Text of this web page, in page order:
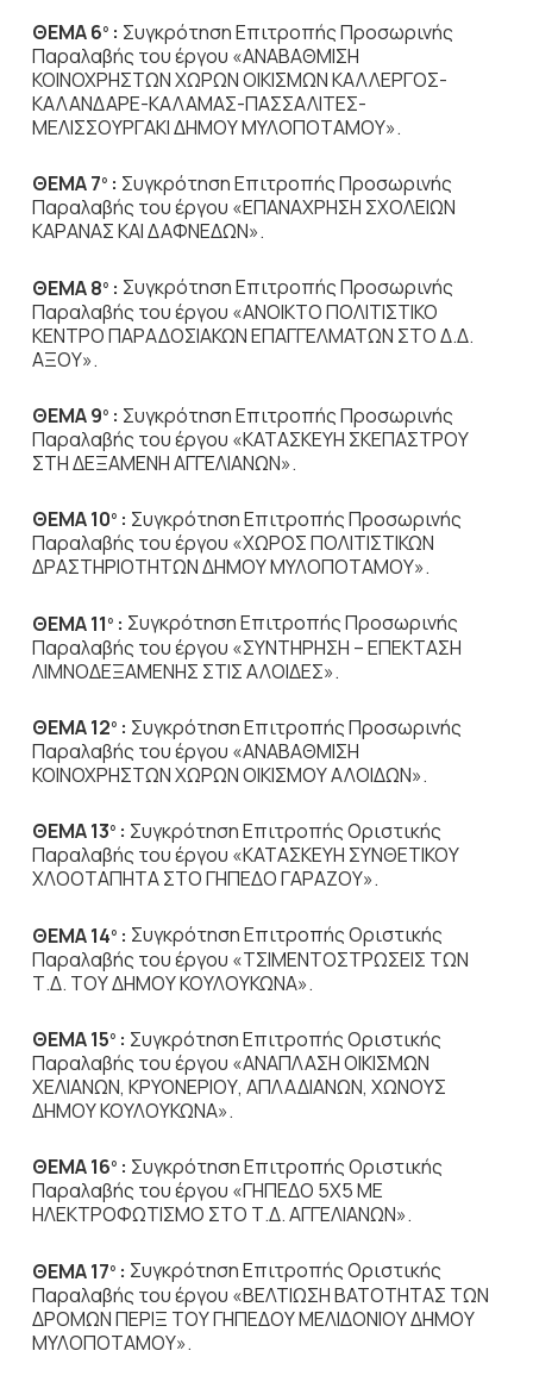
ΘΕΜΑ 6ο: Συγκρότηση Επιτροπής Προσωρινής
Παραλαβής του έργου «ΑΝΑΒΑΘΜΙΣΗ
ΚΟΙΝΟΧΡΗΣΤΩΝ ΧΩΡΩΝ ΟΙΚΙΣΜΩΝ ΚΑΛΛΕΡΓΟΣ-
ΚΑΛΑΝΔΑΡΕ-ΚΑΛΑΜΑΣ-ΠΑΣΣΑΛΙΤΕΣ-
ΜΕΛΙΣΣΟΥΡΓΑΚΙ ΔΗΜΟΥ ΜΥΛΟΠΟΤΑΜΟΥ».
ΘΕΜΑ 7ο: Συγκρότηση Επιτροπής Προσωρινής
Παραλαβής του έργου «ΕΠΑΝΑΧΡΗΣΗ ΣΧΟΛΕΙΩΝ
ΚΑΡΑΝΑΣ ΚΑΙ ΔΑΦΝΕΔΩΝ».
ΘΕΜΑ 8ο: Συγκρότηση Επιτροπής Προσωρινής
Παραλαβής του έργου «ΑΝΟΙΚΤΟ ΠΟΛΙΤΙΣΤΙΚΟ
ΚΕΝΤΡΟ ΠΑΡΑΔΟΣΙΑΚΩΝ ΕΠΑΓΓΕΛΜΑΤΩΝ ΣΤΟ Δ.Δ.
ΑΞΟΥ».
ΘΕΜΑ 9ο: Συγκρότηση Επιτροπής Προσωρινής
Παραλαβής του έργου «ΚΑΤΑΣΚΕΥΗ ΣΚΕΠΑΣΤΡΟΥ
ΣΤΗ ΔΕΞΑΜΕΝΗ ΑΓΓΕΛΙΑΝΩΝ».
ΘΕΜΑ 10ο: Συγκρότηση Επιτροπής Προσωρινής
Παραλαβής του έργου «ΧΩΡΟΣ ΠΟΛΙΤΙΣΤΙΚΩΝ
ΔΡΑΣΤΗΡΙΟΤΗΤΩΝ ΔΗΜΟΥ ΜΥΛΟΠΟΤΑΜΟΥ».
ΘΕΜΑ 11 ο: Συγκρότηση Επιτροπής Προσωρινής
Παραλαβής του έργου «ΣΥΝΤΗΡΗΣΗ – ΕΠΕΚΤΑΣΗ
ΛΙΜΝΟΔΕΞΑΜΕΝΗΣ ΣΤΙΣ ΑΛΟΙΔΕΣ».
ΘΕΜΑ 12ο: Συγκρότηση Επιτροπής Προσωρινής
Παραλαβής του έργου «ΑΝΑΒΑΘΜΙΣΗ
ΚΟΙΝΟΧΡΗΣΤΩΝ ΧΩΡΩΝ ΟΙΚΙΣΜΟΥ ΑΛΟΙΔΩΝ».
ΘΕΜΑ 13ο: Συγκρότηση Επιτροπής Οριστικής
Παραλαβής του έργου «ΚΑΤΑΣΚΕΥΗ ΣΥΝΘΕΤΙΚΟΥ
ΧΛΟΟΤΑΠΗΤΑ ΣΤΟ ΓΗΠΕΔΟ ΓΑΡΑΖΟΥ».
ΘΕΜΑ 14ο: Συγκρότηση Επιτροπής Οριστικής
Παραλαβής του έργου «ΤΣΙΜΕΝΤΟΣΤΡΩΣΕΙΣ ΤΩΝ
Τ.Δ. ΤΟΥ ΔΗΜΟΥ ΚΟΥΛΟΥΚΩΝΑ».
ΘΕΜΑ 15ο: Συγκρότηση Επιτροπής Οριστικής
Παραλαβής του έργου «ΑΝΑΠΛΑΣΗ ΟΙΚΙΣΜΩΝ
ΧΕΛΙΑΝΩΝ, ΚΡΥΟΝΕΡΙΟΥ, ΑΠΛΑΔΙΑΝΩΝ, ΧΩΝΟΥΣ
ΔΗΜΟΥ ΚΟΥΛΟΥΚΩΝΑ».
ΘΕΜΑ 16ο: Συγκρότηση Επιτροπής Οριστικής
Παραλαβής του έργου «ΓΗΠΕΔΟ 5Χ5 ΜΕ
ΗΛΕΚΤΡΟΦΩΤΙΣΜΟ ΣΤΟ Τ.Δ. ΑΓΓΕΛΙΑΝΩΝ».
ΘΕΜΑ 17ο: Συγκρότηση Επιτροπής Οριστικής
Παραλαβής του έργου «ΒΕΛΤΙΩΣΗ ΒΑΤΟΤΗΤΑΣ ΤΩΝ
ΔΡΟΜΩΝ ΠΕΡΙΞ ΤΟΥ ΓΗΠΕΔΟΥ ΜΕΛΙΔΟΝΙΟΥ ΔΗΜΟΥ
ΜΥΛΟΠΟΤΑΜΟΥ».